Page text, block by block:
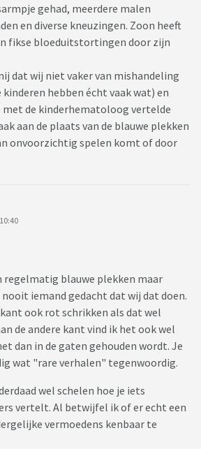
gehad, meerdere malen
en diverse kneuzingen. Zoon heeft
fikse bloeduitstortingen door zijn
dat wij niet vaker van mishandeling
hebben écht vaak wat) en
met de kinderhematoloog vertelde
aan de plaats van de blauwe plekken
onvoorzichtig spelen komt of door
regelmatig blauwe plekken maar
iemand gedacht dat wij dat doen.
kant ook rot schrikken als dat wel
de andere kant vind ik het ook wel
dan in de gaten gehouden wordt. Je
wat "rare verhalen" tegenwoordig.
wel schelen hoe je iets
vertelt. Al betwijfel ik of er echt een
vermoedens kenbaar te